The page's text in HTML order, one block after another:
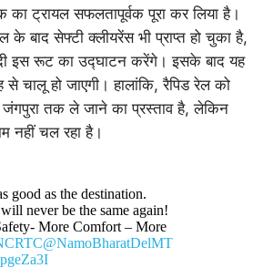
ट्रायल सफलतापूर्वक पूरा कर लिया है।
के बाद सेफ्टी क्लीयरेंस भी प्राप्त हो चुका है,
इस रूट का उद्घाटन करेंगे। इसके बाद यह
से चालू हो जाएगी। हालांकि, रैपिड रेल को
तक ले जाने का प्रस्ताव है, लेकिन
नहीं चल रहा है।
good as the destination.
never be the same again!
More Comfort – More
@NamoBharatDelMT